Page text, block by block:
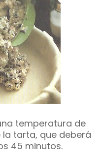
temperatura de
la tarta, que deberá
45 minutos.